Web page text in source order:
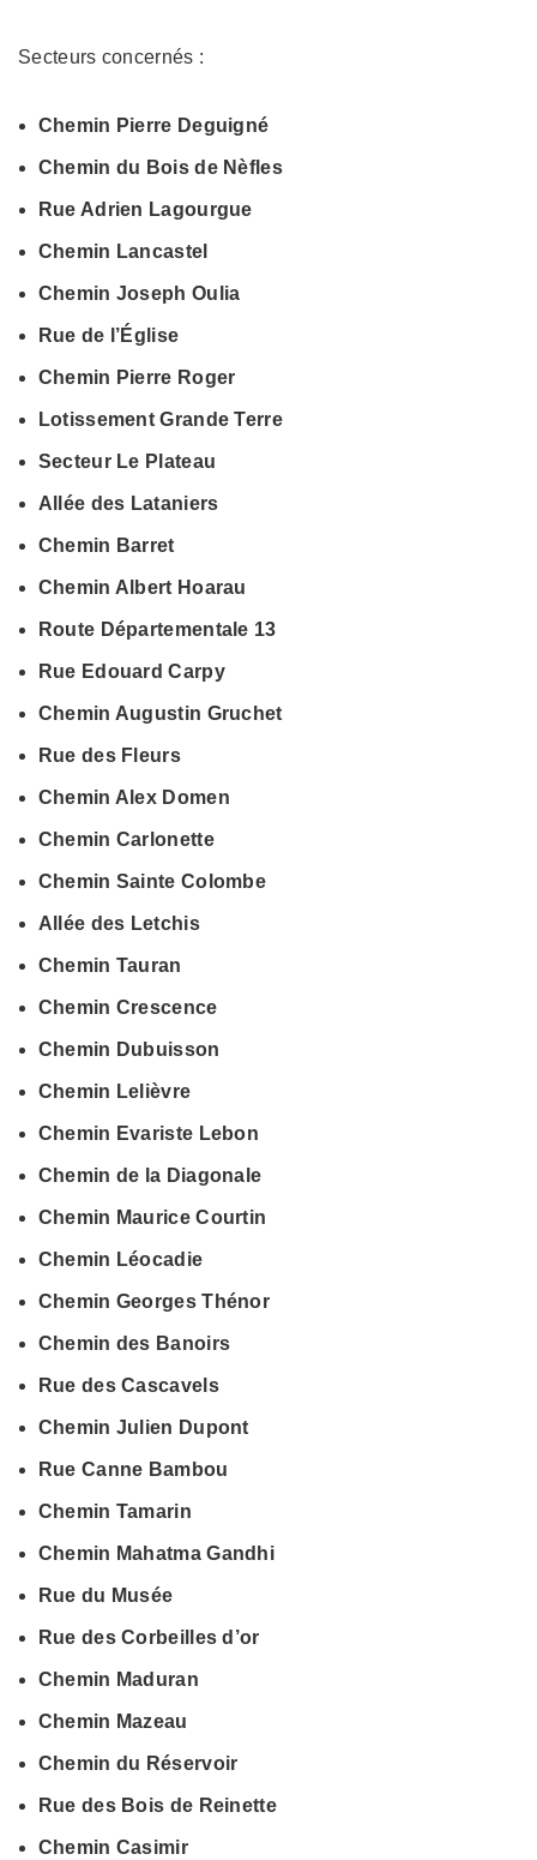
Secteurs concernés :
Chemin Pierre Deguigné
Chemin du Bois de Nèfles
Rue Adrien Lagourgue
Chemin Lancastel
Chemin Joseph Oulia
Rue de l’Église
Chemin Pierre Roger
Lotissement Grande Terre
Secteur Le Plateau
Allée des Lataniers
Chemin Barret
Chemin Albert Hoarau
Route Départementale 13
Rue Edouard Carpy
Chemin Augustin Gruchet
Rue des Fleurs
Chemin Alex Domen
Chemin Carlonette
Chemin Sainte Colombe
Allée des Letchis
Chemin Tauran
Chemin Crescence
Chemin Dubuisson
Chemin Lelièvre
Chemin Evariste Lebon
Chemin de la Diagonale
Chemin Maurice Courtin
Chemin Léocadie
Chemin Georges Thénor
Chemin des Banoirs
Rue des Cascavels
Chemin Julien Dupont
Rue Canne Bambou
Chemin Tamarin
Chemin Mahatma Gandhi
Rue du Musée
Rue des Corbeilles d’or
Chemin Maduran
Chemin Mazeau
Chemin du Réservoir
Rue des Bois de Reinette
Chemin Casimir